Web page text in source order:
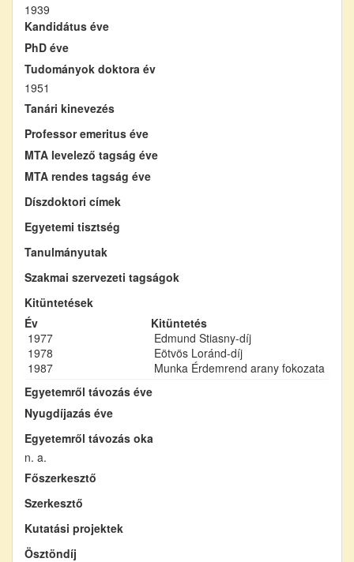
1939
Kandidátus éve
PhD éve
Tudományok doktora év
1951
Tanári kinevezés
Professor emeritus éve
MTA levelező tagság éve
MTA rendes tagság éve
Díszdoktori címek
Egyetemi tisztség
Tanulmányutak
Szakmai szervezeti tagságok
Kitüntetések
Év
Kitüntetés
1977
Edmund Stiasny-díj
1978
Eötvös Loránd-díj
1987
Munka Érdemrend arany fokozata
Egyetemről távozás éve
Nyugdíjazás éve
Egyetemről távozás oka
n. a.
Főszerkesztő
Szerkesztő
Kutatási projektek
Ösztöndíj